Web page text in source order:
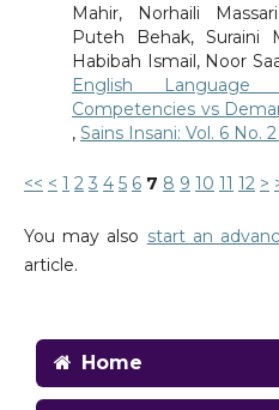
Mahir, Norhaili
Puteh Behak, Suraini
Habibah Ismail, Noor
English Language
Competencies vs
, Sains Insani: Vol. 6 No.
<< < 1 2 3 4 5 6 7 8 9 10 11 12 >
You may also start an
article.
Home